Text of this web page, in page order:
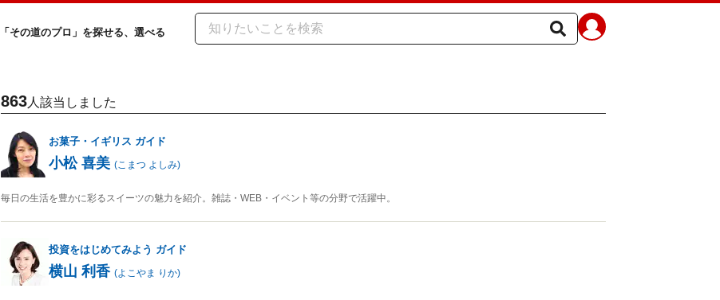
「その道のプロ」を探せる、選べる
863人該当しました
お菓子・イギリス ガイド
小松 喜美 ( こまつ よしみ)
毎日の生活を豊かに彩るスイーツの魅力を紹介。雑誌・WEB・イベント等の分野で活躍中。
投資をはじめてみよう ガイド
横山 利香 (よこやま りか)